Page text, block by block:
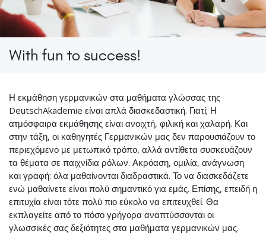
With fun to success!
Η εκμάθηση γερμανικών στα μαθήματα γλώσσας της
DeutschAkademie είναι απλά διασκεδαστική. Γιατί; Η
ατμόσφαιρα εκμάθησης είναι ανοιχτή, φιλική και χαλαρή. Και
στην τάξη, οι καθηγητές Γερμανικών μας δεν παρουσιάζουν το
περιεχόμενο με μετωπικό τρόπο, αλλά αντίθετα συσκευάζουν
τα θέματα σε παιχνίδια ρόλων. Ακρόαση, ομιλία, ανάγνωση
και γραφή: όλα μαθαίνονται διαδραστικά. Το να διασκεδάζετε
ενώ μαθαίνετε είναι πολύ σημαντικό για εμάς. Επίσης, επειδή η
επιτυχία είναι τότε πολύ πιο εύκολο να επιτευχθεί. Θα
εκπλαγείτε από το πόσο γρήγορα αναπτύσσονται οι
γλωσσικές σας δεξιότητες στα μαθήματα γερμανικών μας.